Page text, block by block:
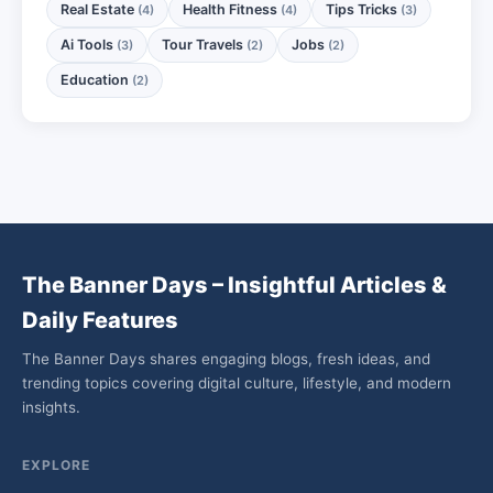
Real Estate (4) Health Fitness (4) Tips Tricks (3)
Ai Tools (3) Tour Travels (2) Jobs (2)
Education (2)
The Banner Days – Insightful Articles &
Daily Features
The Banner Days shares engaging blogs, fresh ideas, and
trending topics covering digital culture, lifestyle, and modern
insights.
EXPLORE